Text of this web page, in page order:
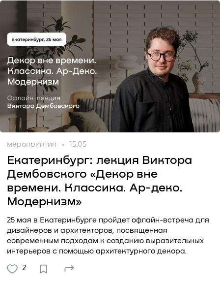
мероприятия 15.05
Екатеринбург: лекция Виктора
Дембовского «Декор вне
времени. Классика. Ар-деко.
Модернизм»
26 мая в Екатеринбурге пройдет офлайн-встреча для
дизайнеров и архитекторов, посвященная
современным подходам к созданию выразительных
интерьеров с помощью архитектурного декора.
2